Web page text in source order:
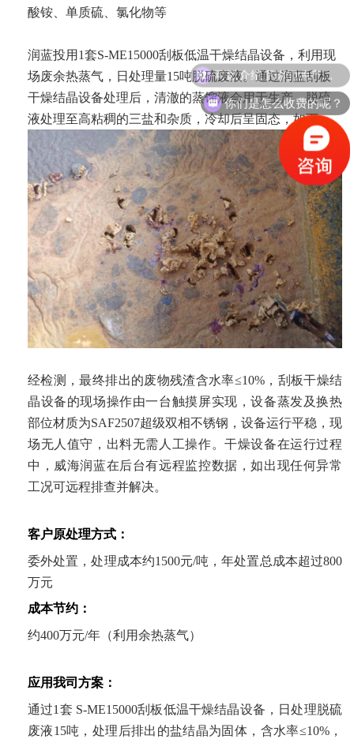
酸铵、单质硫、氯化物等
润蓝投用1套S-ME15000刮板低温干燥结晶设备，利用现
场废余热蒸气，日处理量15吨脱硫废液。通过润蓝刮板
干燥结晶设备处理后，清澈的蒸馏液会用于生产，脱硫
液处理至高粘稠的三盐和杂质，冷却后呈固态，如下，
经检测，最终排出的废物残渣含水率≤10%，刮板干燥结
晶设备的现场操作由一台触摸屏实现，设备蒸发及换热
部位材质为SAF2507超级双相不锈钢，设备运行平稳，现
场无人值守，出料无需人工操作。干燥设备在运行过程
中，威海润蓝在后台有远程监控数据，如出现任何异常
工况可远程排查并解决。
客户原处理方式：
委外处置，处理成本约1500元/吨，年处置总成本超过800
万元
成本节约：
约400万元/年（利用余热蒸气）
应用我司方案：
通过1套 S-ME15000刮板低温干燥结晶设备，日处理脱硫
废液15吨，处理后排出的盐结晶为固体，含水率≤10%，
可以介绍下你们的产品么？
你们是怎么收费的呢？